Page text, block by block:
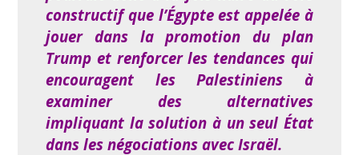
constructif que l’Égypte est appelée à
jouer dans la promotion du plan
Trump et renforcer les tendances qui
encouragent les Palestiniens à
examiner des alternatives
impliquant la solution à un seul État
dans les négociations avec Israël.